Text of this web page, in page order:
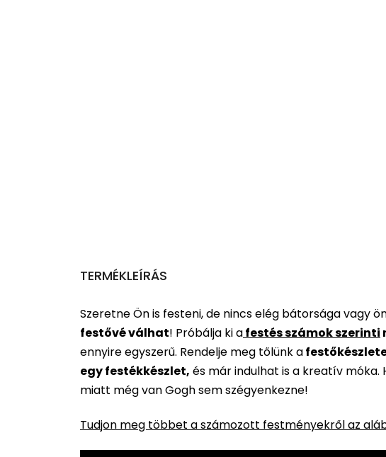
TERMÉKLEÍRÁS
Szeretne Ön is festeni, de nincs elég bátorsága vagy
festővé válhat! Próbálja ki afestés számok szerinti
ennyire egyszerű. Rendelje meg tőlünk a
egy festékkészlet, és már indulhat is a kreatív
miatt még van Gogh sem szégyenkezne!
Tudjon meg többet a számozott festményekről az